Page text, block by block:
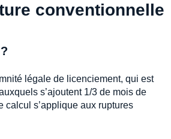
conventionnelle
légale de licenciement, qui est
s’ajoutent 1/3 de mois de
calcul s’applique aux ruptures